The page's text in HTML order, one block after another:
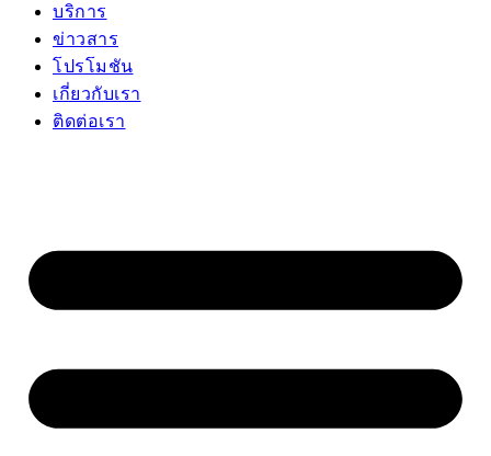
บริการ
ข่าวสาร
โปรโมชัน
เกี่ยวกับเรา
ติดต่อเรา